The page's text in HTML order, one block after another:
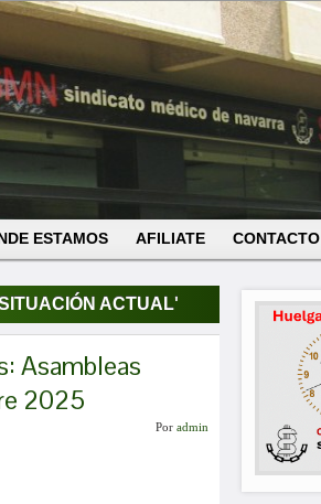
ESTAMOS AFILIATE CONTACTO
ACTUAL'
Asambleas
2025
Por admin